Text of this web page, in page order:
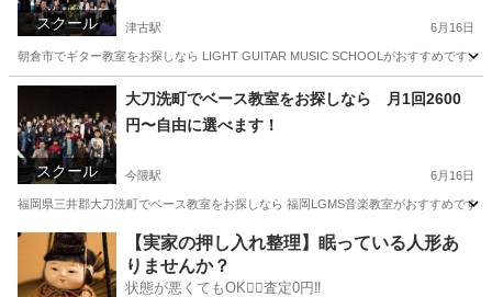
スクール 津古駅 6月16日
朝倉市でギター教室をお探しなら LIGHT GUITAR MUSIC SCHOOLがおすすめです
福岡 朝倉市 津古駅 ギター DTM
スクール
大刀洗町でベース教室をお探しなら 月1回2600
円〜自由に選べます！
今隈駅 6月16日
福岡県三井郡大刀洗町でベース教室をお探しなら 福岡LGMS音楽教室がおすすめです
福岡 三井郡 今隈駅 ベース DTM
【実家の押し入れ整理】眠っている人形あ
りませんか？
状態が悪くてもOK🙆‍♀️査定0円‼️